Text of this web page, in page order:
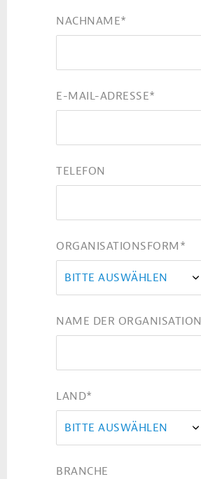
NACHNAME*
E-MAIL-ADRESSE*
TELEFON
ORGANISATIONSFORM *
BITTE AUSWÄHLEN
NAME DER ORGANISATION
LAND*
BITTE AUSWÄHLEN
BRANCHE